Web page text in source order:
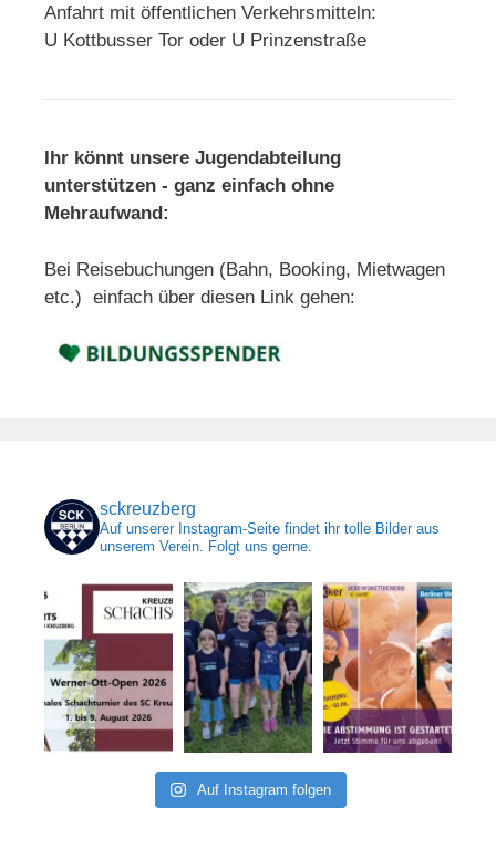
Anfahrt mit öffentlichen Verkehrsmitteln:
U Kottbusser Tor oder U Prinzenstraße
Ihr könnt unsere Jugendabteilung
unterstützen - ganz einfach ohne
Mehraufwand:
Bei Reisebuchungen (Bahn, Booking, Mietwagen
etc.) einfach über diesen Link gehen:
sckreuzberg
Auf unserer Instagram-Seite findet ihr tolle Bilder aus
unserem Verein. Folgt uns gerne.
Auf Instagram folgen